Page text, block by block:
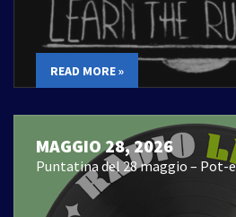
READ MORE »
MAGGIO 28, 2026
Puntatina del 28 maggio – Pot-